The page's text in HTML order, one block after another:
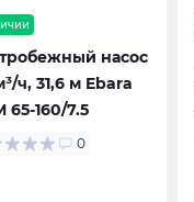
насос
ч, 31,6 м Ebara
65-160/7.5
0